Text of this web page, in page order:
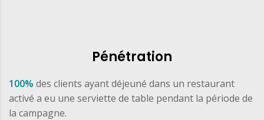
Pénétration
100% des clients ayant déjeuné dans un restaurant
activé a eu une serviette de table pendant la période de
la campagne.